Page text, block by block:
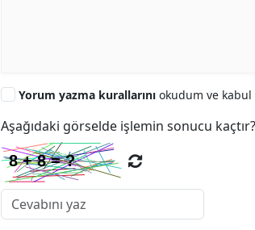
Yorum yazma kurallarını okudum ve
Aşağıdaki görselde işlemin sonucu kaçtır?